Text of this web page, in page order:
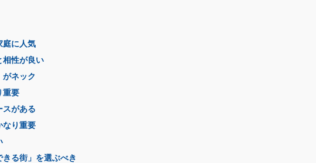
庭に人気
相性が良い
がネック
重要
スがある
なり重要
きる街」を選ぶべき